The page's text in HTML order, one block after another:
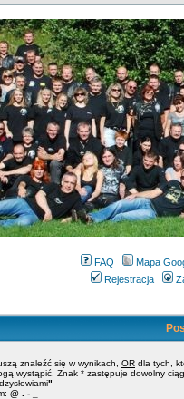
FAQ
Mapa
Rejestracja
znaleźć się w wynikach, OR dla tych,
wystąpić. Znak * zastępuje dowolny
"
@ . - _